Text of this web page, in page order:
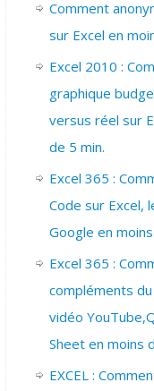
Comment
sur Excel en
Excel 2010 :
graphique
versus réel sur
de 5 min.
Excel 365 :
Code sur Excel,
Google en
Excel 365 :
compléments
vidéo
Sheet en moins
EXCEL :